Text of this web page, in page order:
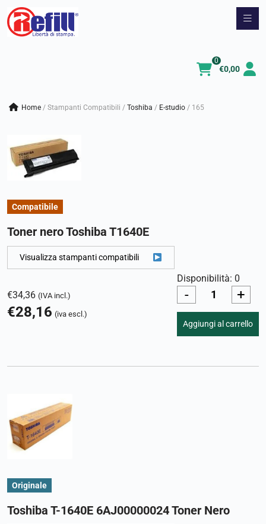
Vai
€0,00
0
Home / Stampanti Compatibili / toshiba / e-studio / 165
Compatibile
Toner nero Toshiba T1640E
Visualizza stampanti compatibili
€34,36 (IVA incl.)
€28,16 (iva escl.)
Disponibilità: 0
- +
Aggiungi al carrello
Originale
Toshiba T-1640E 6AJ00000024 Toner Nero